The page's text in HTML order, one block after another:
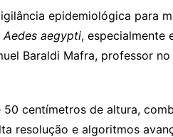
epidemiológica para
Aedes aegypti, especialmente
Baraldi Mafra, professor
centímetros de altura,
resolução e algoritmos